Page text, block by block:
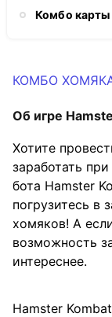
Комбо карты
КОМБО
Об игре
Хотите
заработать
бота Hamster
погрузитесь в
хомяков! А
возможность
интереснее.
Hamster